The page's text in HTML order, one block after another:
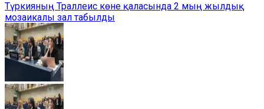
Түркияның Траллеис көне қаласында 2 мың жылдық
мозаикалы зал табылды